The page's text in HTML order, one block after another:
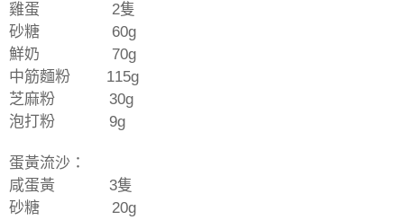
雞蛋
2隻
砂糖
60g
鮮奶
70g
中筋麵粉
115g
芝麻粉
30g
泡打粉
9g
蛋黃流沙：
咸蛋黃
3隻
砂糖
20g